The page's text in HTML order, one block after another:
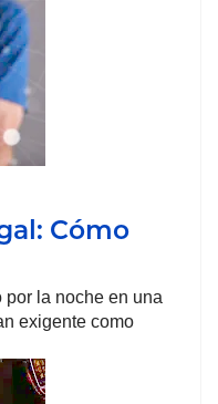
Cómo
por la noche en una
exigente como